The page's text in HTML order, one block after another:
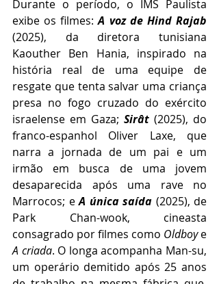
Durante o período, o IMS Paulista
exibe os filmes:
(2025), da diretora tunisiana
Kaouther Ben Hania, inspirado na
história real de uma equipe de
resgate que tenta salvar uma criança
presa no fogo cruzado do exército
israelense em Gaza; Sirât (2025), do
franco-espanhol Oliver Laxe, que
narra a jornada de um pai e um
irmão em busca de uma jovem
desaparecida após uma rave no
Marrocos; e A única saída (2025), de
Park Chan-wook, cineasta
consagrado por filmes como Oldboy
A criada. O longa acompanha Man-su,
um operário demitido após 25 anos